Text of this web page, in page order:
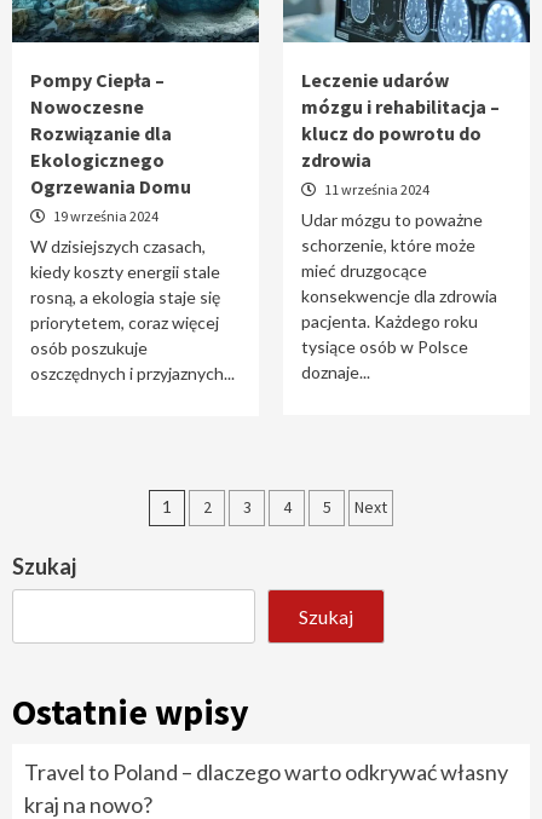
Pompy Ciepła –
Nowoczesne
Rozwiązanie dla
Ekologicznego
Ogrzewania Domu
19 września 2024
W dzisiejszych czasach,
kiedy koszty energii stale
rosną, a ekologia staje się
priorytetem, coraz więcej
osób poszukuje
oszczędnych i przyjaznych...
Leczenie udarów
mózgu i rehabilitacja –
klucz do powrotu do
zdrowia
11 września 2024
Udar mózgu to poważne
schorzenie, które może
mieć druzgocące
konsekwencje dla zdrowia
pacjenta. Każdego roku
tysiące osób w Polsce
doznaje...
Stronicowanie
1 2 3 4 5 Next
Szukaj
Szukaj
Ostatnie wpisy
Travel to Poland – dlaczego warto odkrywać własny
kraj na nowo?